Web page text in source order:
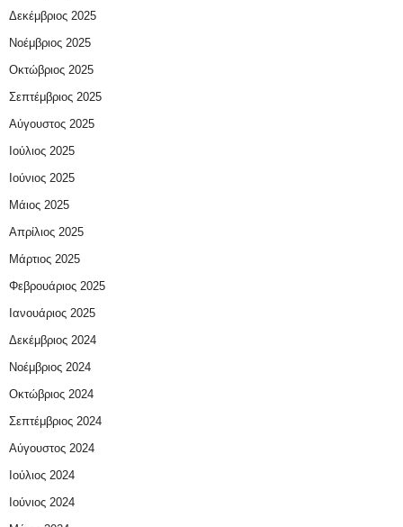
Δεκέμβριος 2025
Νοέμβριος 2025
Οκτώβριος 2025
Σεπτέμβριος 2025
Αύγουστος 2025
Ιούλιος 2025
Ιούνιος 2025
Μάιος 2025
Απρίλιος 2025
Μάρτιος 2025
Φεβρουάριος 2025
Ιανουάριος 2025
Δεκέμβριος 2024
Νοέμβριος 2024
Οκτώβριος 2024
Σεπτέμβριος 2024
Αύγουστος 2024
Ιούλιος 2024
Ιούνιος 2024